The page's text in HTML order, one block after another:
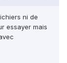
ni de
essayer mais